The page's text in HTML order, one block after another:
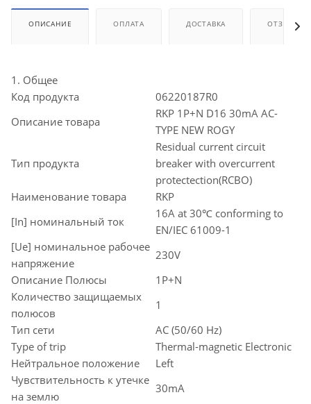
ОПИСАНИЕ ОПЛАТА ДОСТАВКА ОТЗЫВЫ
1. Общее
Код продукта
06220187R0
Описание товара
RKP 1P+N D16 30mA AC-
TYPE NEW ROGY
Тип продукта
Residual current circuit
breaker with overcurrent
protectection(RCBO)
Наименование товара
RKP
[In] номинальный ток
16A at 30℃ conforming to
EN/IEC 61009-1
[Ue] номинальное рабочее
напряжение
230V
Описание Полюсы
1P+N
Количество защищаемых
полюсов
1
Тип сети
AC (50/60 Hz)
Type of trip
Thermal-magnetic Electronic
Нейтральное положение
Left
Чувствительность к утечке
на землю
30mA